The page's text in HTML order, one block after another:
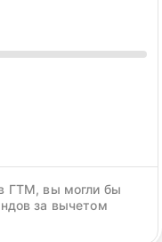
ГТМ, вы могли бы
за вычетом